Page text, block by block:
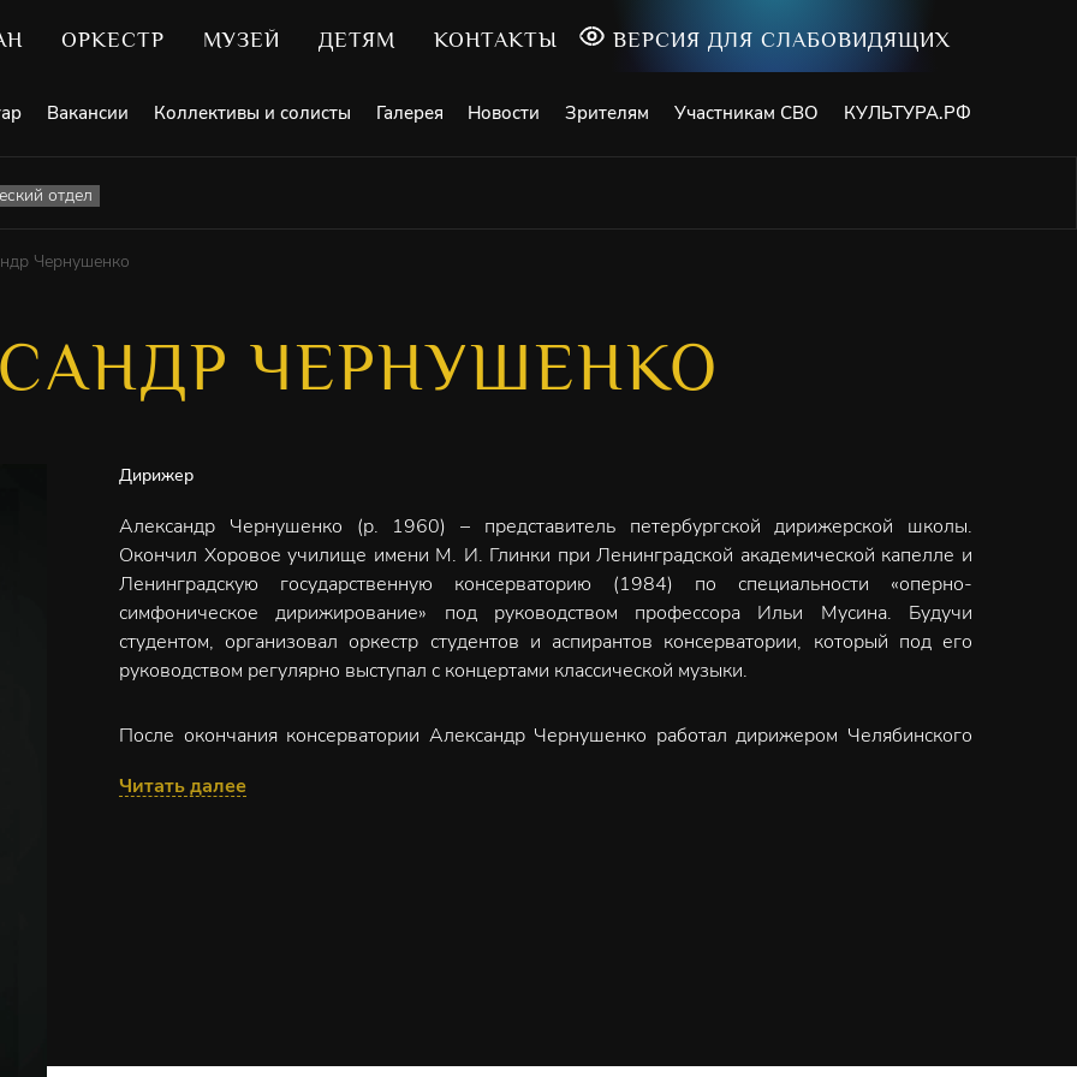
ОРКЕСТР МУЗЕЙ ДЕТЯМ КОНТАКТЫ ВЕРСИЯ ДЛЯ СЛАБОВИДЯЩИХ
Вакансии Коллективы и солисты Галерея Новости Зрителям Участникам СВО КУЛЬТУРА.РФ
отдел
Чернушенко
ЧЕРНУШЕНКО
Дирижер
Александр Чернушенко (р. 1960) – представитель петербургской дирижерской школы.
Окончил Хоровое училище имени М. И. Глинки при Ленинградской академической капелле и
Ленинградскую государственную консерваторию (1984) по специальности «оперно-
симфоническое дирижирование» под руководством профессора Ильи Мусина. Будучи
студентом, организовал оркестр студентов и аспирантов консерватории, который под его
руководством регулярно выступал с концертами классической музыки.
После окончания консерватории Александр Чернушенко работал дирижером Челябинского
театр (в то время – Ленинградский Малый театр оперы и балета), затем – на должность
Консертгебау, венский Музикферайн, Мюнхенская филармония, берлинский Концертхаус,
Читать далее